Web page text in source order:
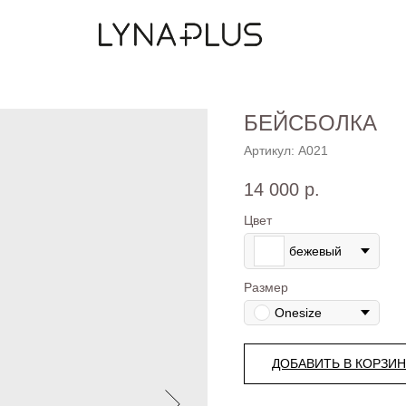
БЕЙСБОЛКА
Артикул: А021
14 000 р.
Цвет
бежевый
Размер
Onesize
ДОБАВИТЬ В